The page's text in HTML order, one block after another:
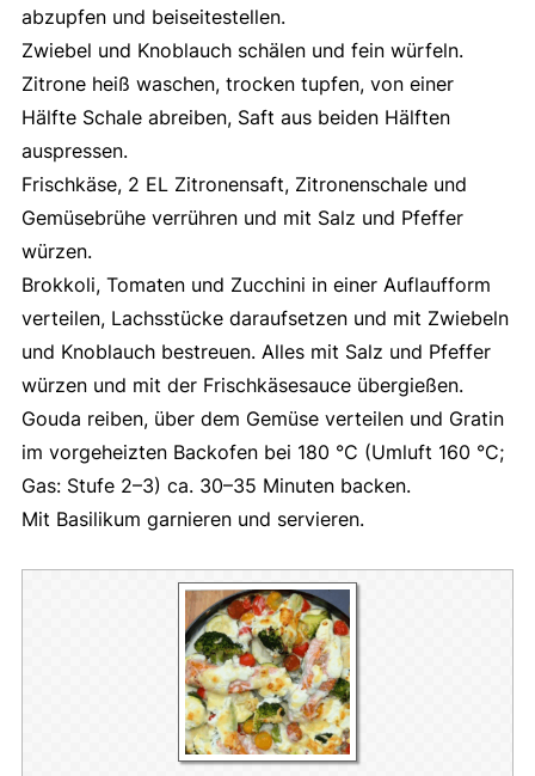
abzupfen und beiseitestellen.
Zwiebel und Knoblauch schälen und fein würfeln.
Zitrone heiß waschen, trocken tupfen, von einer
Hälfte Schale abreiben, Saft aus beiden Hälften
auspressen.
Frischkäse, 2 EL Zitronensaft, Zitronenschale und
Gemüsebrühe verrühren und mit Salz und Pfeffer
würzen.
Brokkoli, Tomaten und Zucchini in einer Auflaufform
verteilen, Lachsstücke daraufsetzen und mit Zwiebeln
und Knoblauch bestreuen. Alles mit Salz und Pfeffer
würzen und mit der Frischkäsesauce übergießen.
Gouda reiben, über dem Gemüse verteilen und Gratin
im vorgeheizten Backofen bei 180 °C (Umluft 160 °C;
Gas: Stufe 2–3) ca. 30–35 Minuten backen.
Mit Basilikum garnieren und servieren.